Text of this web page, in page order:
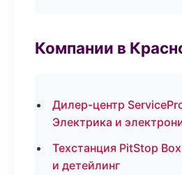
Компании в
Дилер-центр
Электрика и
Техстанция PitStop
и детейлинг